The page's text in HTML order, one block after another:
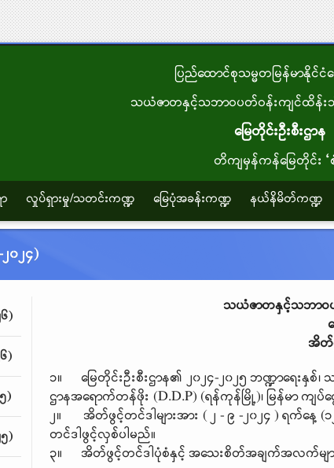
ပြည်ထောင်စုသမ္မတမြန်မာနိုင်
သယံဇာတနှင့်သဘာဝပတ်ဝန်းကျင်ထိန်းသိ
မြေတိုင်းဦးစီးဌာန
တိကျမှန်ကန်မြေတိုင်း“
လှုပ်ရှားမှု/သတင်းကဏ္ဍ မြေပုံအခန်းကဏ္ဍ နယ်နိမိတ်ကဏ္ဍ
၀၂၄)
)
)
)
)
သယံဇာတနှင့်သဘာဝပ
အိတ်
၁။ မြေတိုင်းဦးစီးဌာန၏ ၂၀၂၄-၂၀၂၅ ဘဏ္ဍာရေးနှစ်
ဌာနအရောက်တန်ဖိုး (D.D.P) (ရန်ကုန်မြို့)၊ မြန်မာ ကျ
၂။ အိတ်ဖွင့်တင်ဒါများအား ( ၂ - ၉ -၂၀၂၄ ) ရက်နေ့
တင်ဒါဖွင့်လှစ်ပါမည်။
၃။ အိတ်ဖွင့်တင်ဒါပုံစံနှင့် အသေးစိတ်အချက်အလက်မျာ